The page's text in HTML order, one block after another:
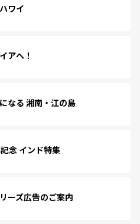
ワイ
アへ！
なる 湘南・江の島
念 インド特集
ーズ広告のご案内